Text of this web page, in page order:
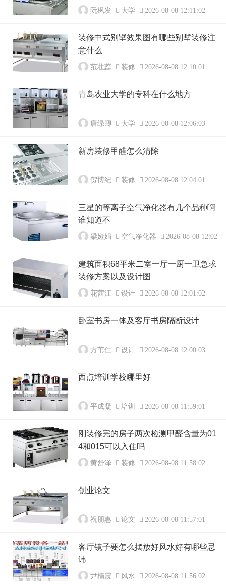
阮枫发 大学 2026-08-08 12:11:02
装修中式别墅效果图有哪些别墅装修注
意什么
范壮蕊 装修 2026-08-08 12:10:01
青岛农业大学的专科在什么地方
唐绿卿 大学 2026-08-08 12:06:03
新房装修甲醛怎么清除
贺博纪 装修 2026-08-08 12:04:01
三星的等离子空气净化器有几个品种啊
谁知道不
梁娅娟 空气净化器 2026-08-08 12:02:01
建筑面积68平米二室一厅一厨一卫急求
装修方案以及设计图
花茜江 设计 2026-08-08 12:01:02
卧室书房一体及客厅书房隔断设计
方苇仁 设计 2026-08-08 12:00:03
西点培训学校哪里好
平成凝 培训 2026-08-08 11:59:01
刚装修完的房子两次检测甲醛含量为01
4和015可以入住吗
黄舒泽 装修 2026-08-08 11:58:02
创业论文
祝朋惠 论文 2026-08-08 11:57:01
客厅镜子要怎么摆放好风水好有哪些忌
讳
尹楠震 风水 2026-08-08 11:56:02